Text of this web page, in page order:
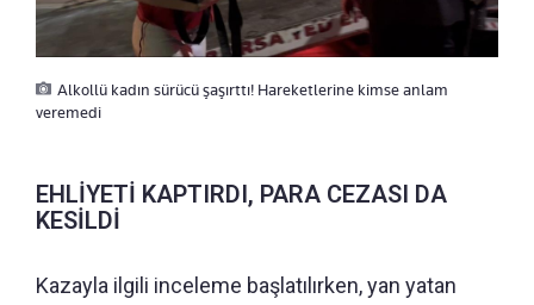
Alkollü kadın sürücü şaşırttı! Hareketlerine kimse anlam
veremedi
EHLİYETİ KAPTIRDI, PARA CEZASI DA
KESİLDİ
Kazayla ilgili inceleme başlatılırken, yan yatan